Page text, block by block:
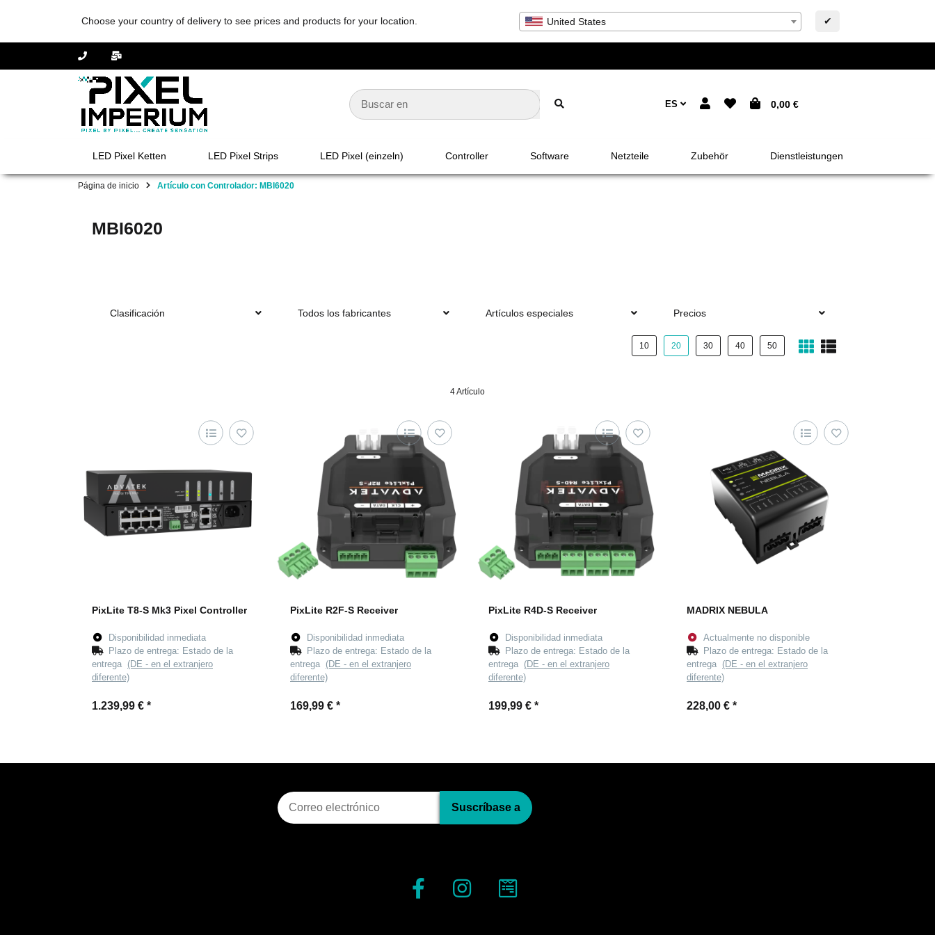
Choose your country of delivery to see prices and products for your location. United States ✔
ES 0,00 €
LED Pixel Ketten LED Pixel Strips LED Pixel (einzeln) Controller Software Netzteile Zubehör Dienstleistungen
Página de inicio Artículo con Controlador: MBI6020
MBI6020
Clasificación Todos los fabricantes Artículos especiales Precios
10 20 30 40 50
4 Artículo
PixLite T8-S Mk3 Pixel Controller
Disponibilidad inmediata
Plazo de entrega: Estado de la
entrega (DE - en el extranjero
diferente)
1.239,99 € *
PixLite R2F-S Receiver
Disponibilidad inmediata
Plazo de entrega: Estado de la
entrega (DE - en el extranjero
diferente)
169,99 € *
PixLite R4D-S Receiver
Disponibilidad inmediata
Plazo de entrega: Estado de la
entrega (DE - en el extranjero
diferente)
199,99 € *
MADRIX NEBULA
Actualmente no disponible
Plazo de entrega: Estado de la
entrega (DE - en el extranjero
diferente)
228,00 € *
Suscripci?n al bolet?n
Suscríbase a